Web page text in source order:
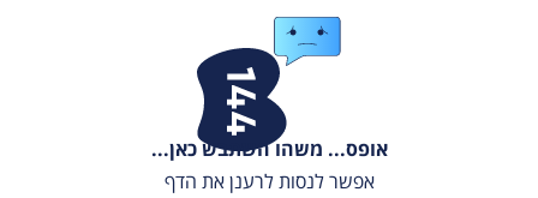
אופס... משהו השתבש כאן...
אפשר לנסות לרענן את הדף